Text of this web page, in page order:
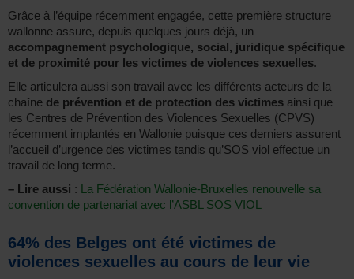
Grâce à l’équipe récemment engagée, cette première structure
wallonne assure, depuis quelques jours déjà, un
accompagnement psychologique, social, juridique spécifique
et de proximité pour les victimes de violences sexuelles.
Elle articulera aussi son travail avec les différents acteurs de la
chaîne de prévention et de protection des victimes ainsi que
les Centres de Prévention des Violences Sexuelles (CPVS)
récemment implantés en Wallonie puisque ces derniers assurent
l’accueil d’urgence des victimes tandis qu’SOS viol effectue un
travail de long terme.
– Lire aussi : La Fédération Wallonie-Bruxelles renouvelle sa
convention de partenariat avec l’ASBL SOS VIOL
64% des Belges ont été victimes de
violences sexuelles au cours de leur vie